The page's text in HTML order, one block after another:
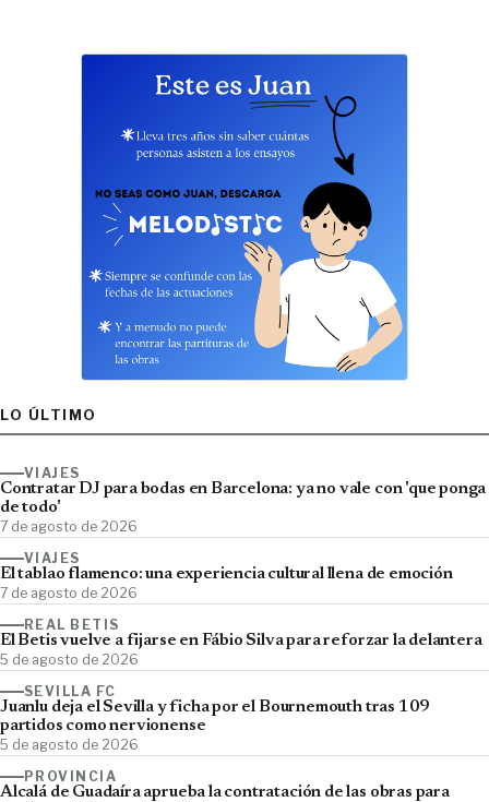
LO ÚLTIMO
VIAJES
Contratar DJ para bodas en Barcelona: ya no vale con 'que ponga
de todo'
7 de agosto de 2026
VIAJES
El tablao flamenco: una experiencia cultural llena de emoción
7 de agosto de 2026
REAL BETIS
El Betis vuelve a fijarse en Fábio Silva para reforzar la delantera
5 de agosto de 2026
SEVILLA FC
Juanlu deja el Sevilla y ficha por el Bournemouth tras 109
partidos como nervionense
5 de agosto de 2026
PROVINCIA
Alcalá de Guadaíra aprueba la contratación de las obras para